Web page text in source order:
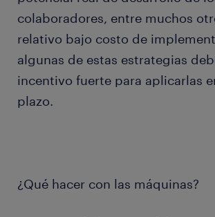
colaboradores, entre muchos
relativo bajo costo de
algunas de estas estrategias
incentivo fuerte para aplicarlas
plazo.
¿Qué hacer con las máquinas?